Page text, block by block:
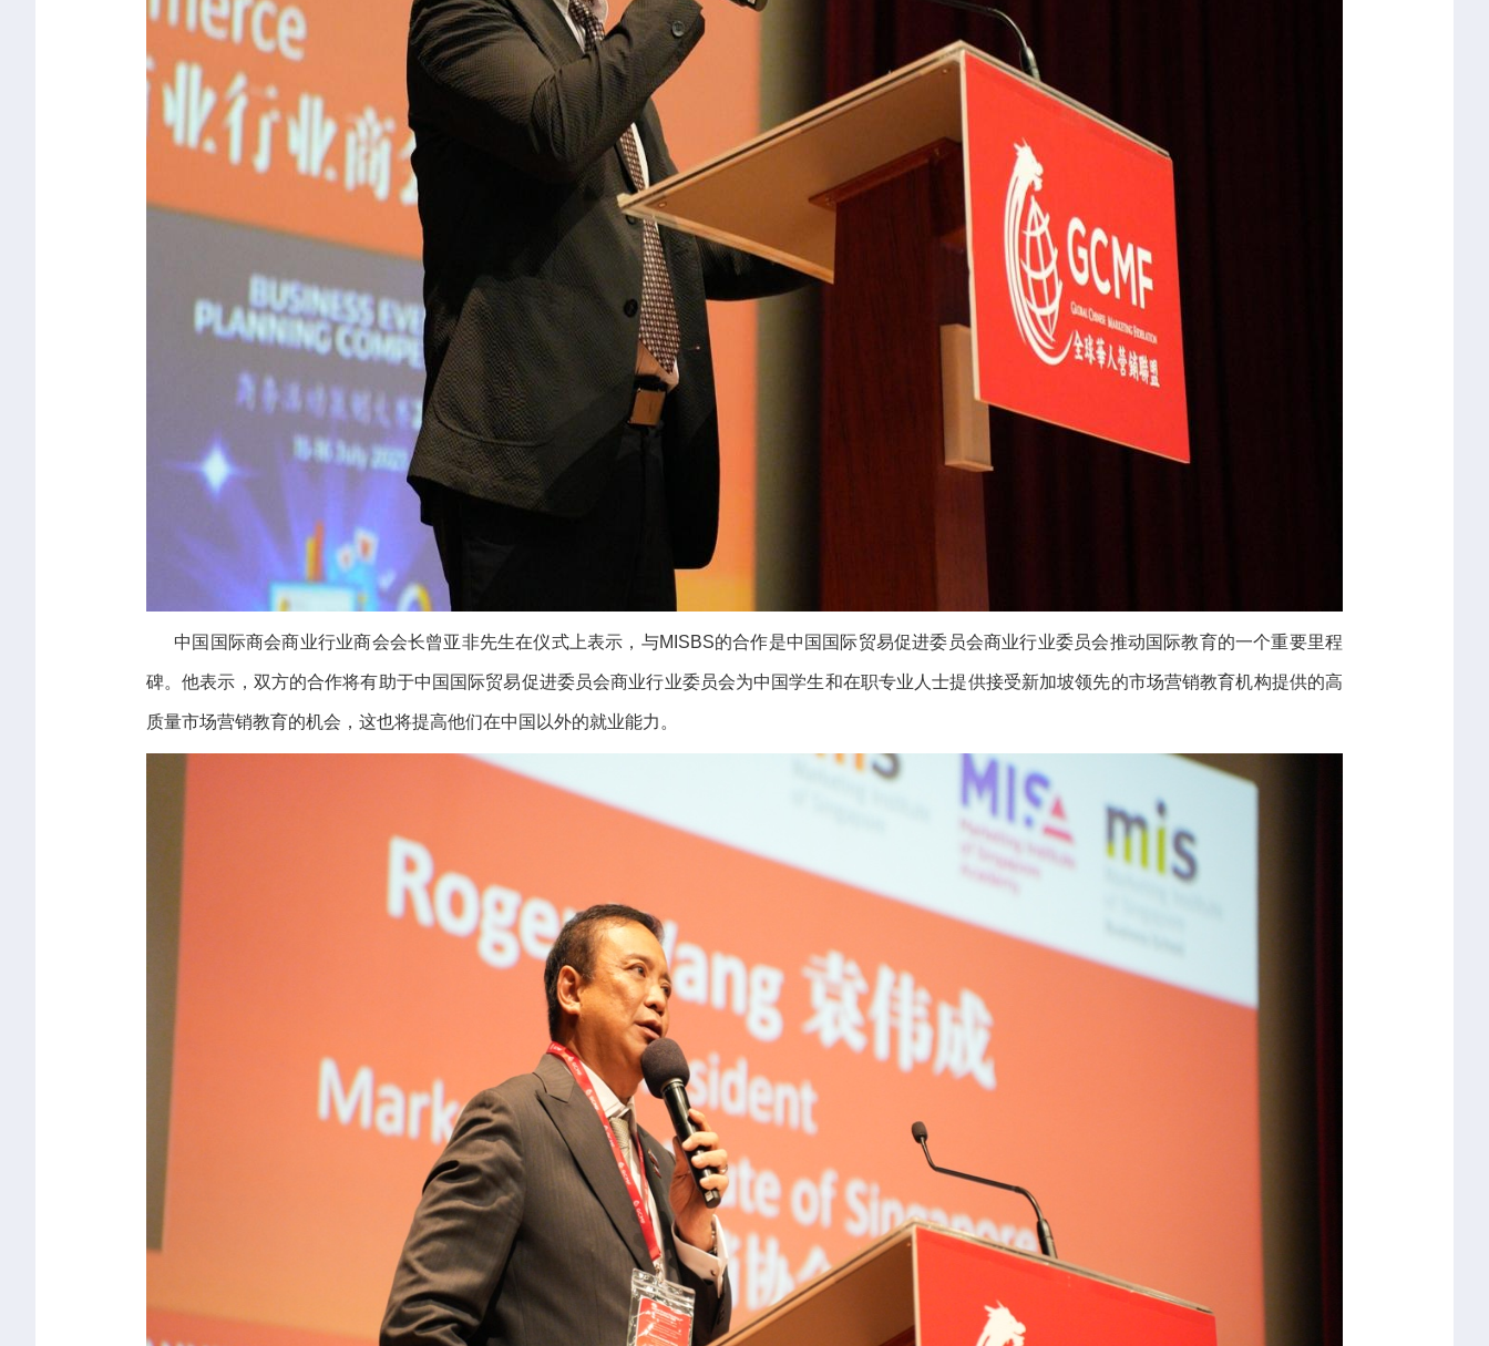
中国国际商会商业行业商会会长曾亚非先生在仪式上表示，与MISBS的合作是中国国际贸易促进委员会商业行业委员会推动国际教育的一个重要里程
碑。他表示，双方的合作将有助于中国国际贸易促进委员会商业行业委员会为中国学生和在职专业人士提供接受新加坡领先的市场营销教育机构提供的高
质量市场营销教育的机会，这也将提高他们在中国以外的就业能力。